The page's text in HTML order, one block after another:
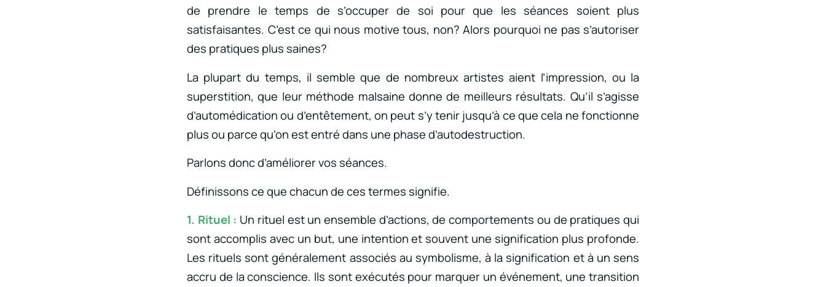
de prendre le temps de s’occuper de soi pour que les séances soient plus
satisfaisantes. C’est ce qui nous motive tous, non? Alors pourquoi ne pas s’autoriser
des pratiques plus saines?
La plupart du temps, il semble que de nombreux artistes aient l’impression, ou la
superstition, que leur méthode malsaine donne de meilleurs résultats. Qu’il s’agisse
d’automédication ou d’entêtement, on peut s’y tenir jusqu’à ce que cela ne fonctionne
plus ou parce qu’on est entré dans une phase d’autodestruction.
Parlons donc d’améliorer vos séances.
Définissons ce que chacun de ces termes signifie.
1. Rituel : Un rituel est un ensemble d’actions, de comportements ou de pratiques qui
sont accomplis avec un but, une intention et souvent une signification plus profonde.
Les rituels sont généralement associés au symbolisme, à la signification et à un sens
accru de la conscience. Ils sont exécutés pour marquer un événement, une transition